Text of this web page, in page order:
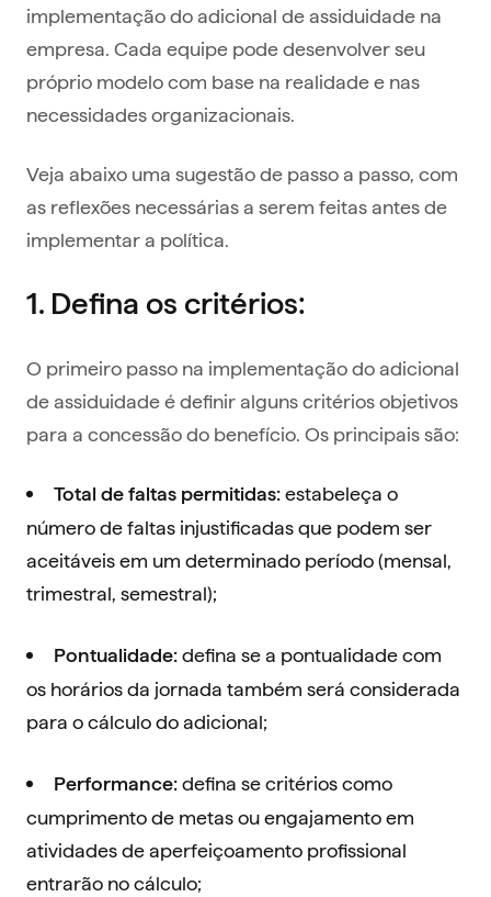
implementação do adicional de assiduidade na
empresa. Cada equipe pode desenvolver seu
próprio modelo com base na realidade e nas
necessidades organizacionais.
Veja abaixo uma sugestão de passo a passo, com
as reflexões necessárias a serem feitas antes de
implementar a política.
1. Defina os critérios:
O primeiro passo na implementação do adicional
de assiduidade é definir alguns critérios objetivos
para a concessão do benefício. Os principais são:
Total de faltas permitidas: estabeleça o
número de faltas injustificadas que podem ser
aceitáveis em um determinado período (mensal,
trimestral, semestral);
Pontualidade: defina se a pontualidade com
os horários da jornada também será considerada
para o cálculo do adicional;
Performance: defina se critérios como
cumprimento de metas ou engajamento em
atividades de aperfeiçoamento profissional
entrarão no cálculo;